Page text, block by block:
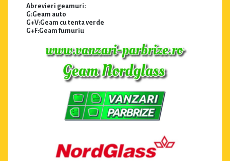
Abrevieri geamuri:
G:Geam auto
G+V:Geam cu tenta verde
G+F:Geam fumuriu